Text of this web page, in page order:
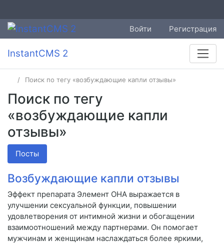
Войти Регистрация
InstantCMS 2
Поиск по тегу «возбуждающие капли отзывы»
Поиск по тегу
«возбуждающие капли
отзывы»
Посты
Возбуждающие капли отзывы
Эффект препарата Элемент ОНА выражается в
улучшении сексуальной функции, повышении
удовлетворения от интимной жизни и обогащении
взаимоотношений между партнерами. Он помогает
мужчинам и женщинам наслаждаться более яркими,